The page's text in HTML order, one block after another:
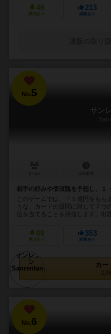
49
興味あり
213
経験あり
No.5
サン
相手の好みや価値観を予想し、１
このゲームでは、「１億円をもら
うな、カードの質問に対して７つ
位を当てることを目指します。出
69
興味あり
353
経験あり
カー
No.6